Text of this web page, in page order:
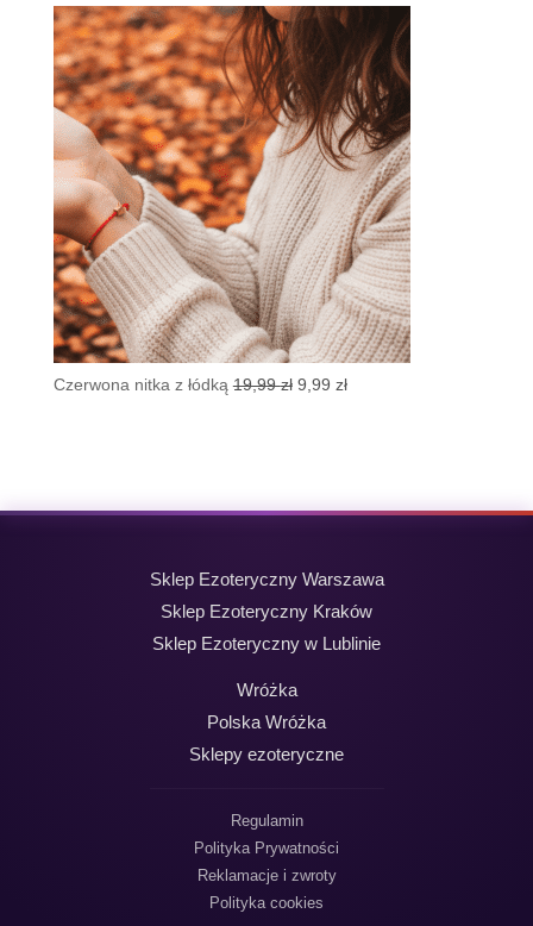
wynosiła:
19,99 zł.
wynosi:
8,99 zł.
Czerwona nitka z łódką 19,99zł Pierwotna
9,99 złAktualna
Sklep Ezoteryczny Warszawa
Sklep Ezoteryczny Kraków
Sklep Ezoteryczny w Lublinie
Wróżka
Polska Wróżka
Sklepy ezoteryczne
Regulamin
Polityka Prywatności
Reklamacje i zwroty
Polityka cookies